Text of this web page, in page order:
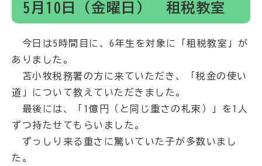
5月10日（金曜日） 租税教室
今日は5時間目に、6年生を対象に「租税教室」が
ありました。
苫小牧税務署の方に来ていただき、「税金の使い
道」について教えていただきました。
最後には、「1億円（と同じ重さの札束）」を1人
ずつ持たせてもらいました。
ずっしり来る重さに驚いていた子が多数いまし
た。